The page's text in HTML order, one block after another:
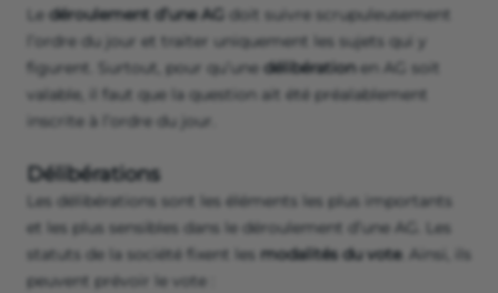
Le déroulement d’une AG
doit suivre scrupuleusement
l’ordre du jour et traiter uniquement les sujets qui y
figurent. Surtout, pour qu’une délibérationen AG soit
valable, il faut que la question ait été préalablement
inscrite à l’ordre du jour.
Délibérations
Les délibérations sont les éléments les plus importants
et les plus sensibles dans le déroulement d’une AG. Les
statuts de la société fixent les modalités du vote. Ainsi, ils
peuvent prévoir le vote :